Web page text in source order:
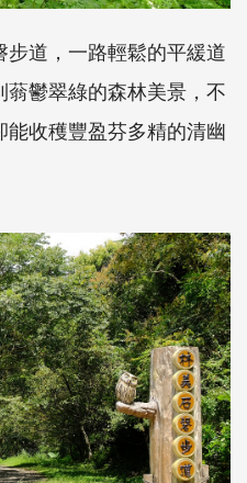
道，一路輕鬆的平緩道
鬱翠綠的森林美景，不
收穫豐盈芬多精的清幽